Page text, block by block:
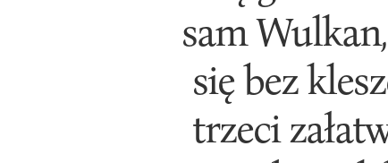
sam
się bez
trzeci